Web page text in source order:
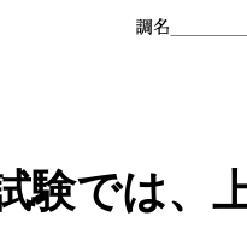
験では、